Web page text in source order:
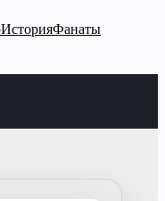
ИсторияФанаты